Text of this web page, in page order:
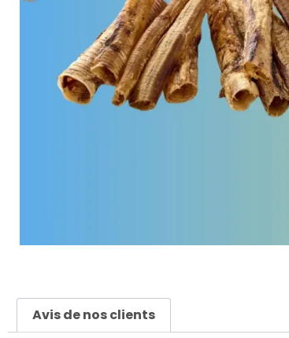
Avis de nos clients